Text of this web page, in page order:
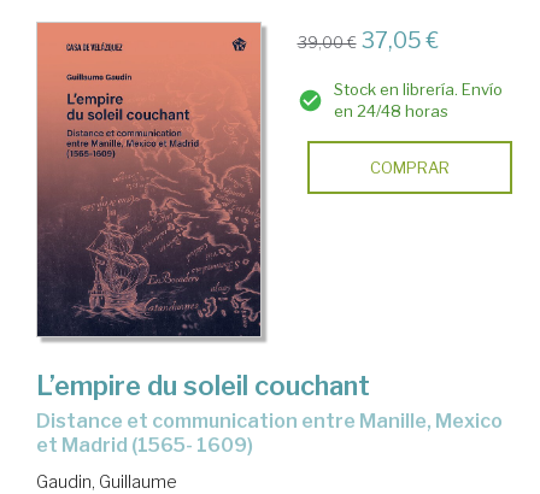
39,00 € 37,05 €
Stock en librería. Envío
en 24/48 horas
COMPRAR
L’empire du soleil couchant
Distance et communication entre Manille, Mexico
et Madrid (1565- 1609)
Gaudin, Guillaume